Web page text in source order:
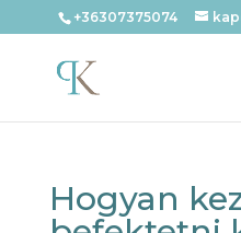
+36307375074
Hogyan